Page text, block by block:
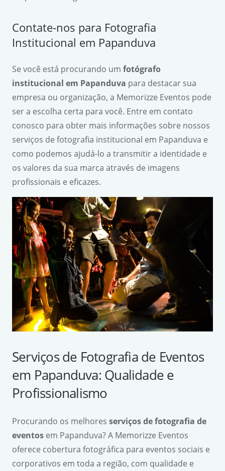
Contate-nos para Fotografia
Institucional em Papanduva
Se você está procurando um fotógrafo
institucional em Papanduva para destacar sua
empresa ou organização, a Memorizze Eventos pode
ser a escolha certa para você. Entre em contato
conosco para obter mais informações sobre nossos
serviços de fotografia institucional em Papanduva e
como podemos ajudá-lo a transmitir a identidade e
os valores da sua marca através de imagens
profissionais e eficazes.
Serviços de Fotografia de Eventos
em Papanduva: Qualidade e
Profissionalismo
Procurando os melhores serviços de fotografia de
eventos em Papanduva? A Memorizze Eventos
oferece cobertura fotográfica para eventos sociais e
corporativos em toda a região, com qualidade e